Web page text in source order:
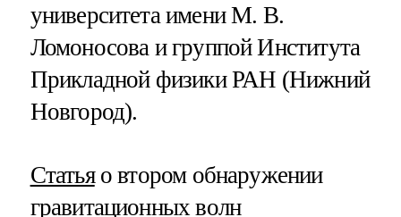
университета имени М. В.
Ломоносова и группой Института
Прикладной физики РАН (Нижний
Новгород).
Статьяо втором обнаружении
гравитационных волн